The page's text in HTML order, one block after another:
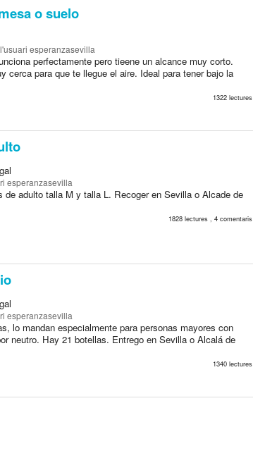
o suelo
esperanzasevilla
perfectamente pero tieene un alcance muy corto.
cerca para que te llegue el aire. Ideal para tener bajo la
1322 lectures
esperanzasevilla
de adulto talla M y talla L. Recoger en Sevilla o Alcade de
1828 lectures , 4 comentaris
esperanzasevilla
lo mandan especialmente para personas mayores con
neutro. Hay 21 botellas. Entrego en Sevilla o Alcalá de
1340 lectures